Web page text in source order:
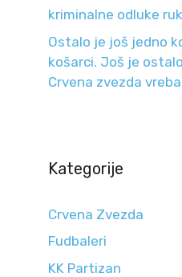
kriminalne odluke
Ostalo je još jedno
košarci. Još je
Crvena zvezda
Kategorije
Crvena Zvezda
Fudbaleri
KK Partizan